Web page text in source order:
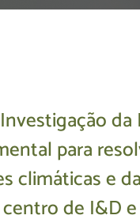
para
climáticas e
de I&D